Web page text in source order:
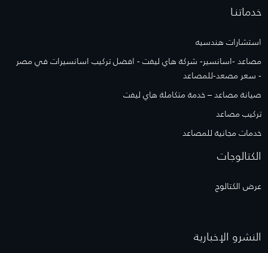
خدماتنـا
استشارات هندسيه
مصاعد -اسانسير- شركة هاي ليفت - افضل تركيب اسانسيرات في مصر
- سعر مصعد-للمصاعد
صيانة مصاعد – خدمة متكاملة هاي ليفت
تركيب مصاعد
خدمات مجانية للمصاعد
الكتالوجات
عرض الكتالوج
النشرو الإخبارية